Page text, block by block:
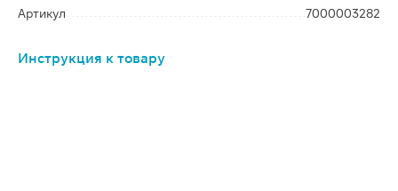
Артикул
7000003282
Инструкция к товару